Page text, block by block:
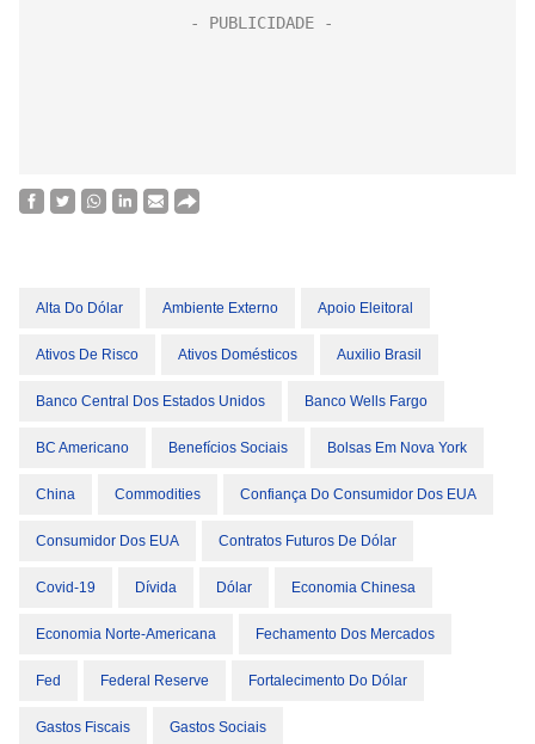
Alta Do Dólar Ambiente Externo Apoio Eleitoral
Ativos De Risco Ativos Domésticos Auxilio Brasil
Banco Central Dos Estados Unidos Banco Wells Fargo
BC Americano Benefícios Sociais Bolsas Em Nova York
China Commodities Confiança Do Consumidor Dos EUA
Consumidor Dos EUA Contratos Futuros De Dólar
Covid-19 Dívida Dólar Economia Chinesa
Economia Norte-Americana Fechamento Dos Mercados
Fed Federal Reserve Fortalecimento Do Dólar
Gastos Fiscais Gastos Sociais